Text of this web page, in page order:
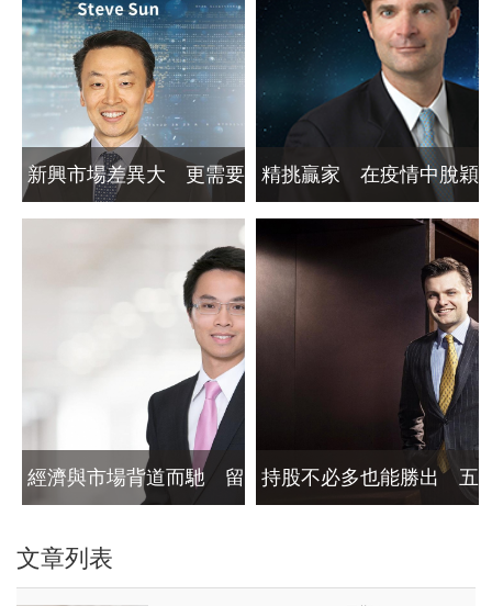
新興市場差異大 更需要
精選市場與產業
精挑贏家 在疫情中脫穎
經濟與市場背道而馳 留 持股不必多也能勝出 五
則
文章列表